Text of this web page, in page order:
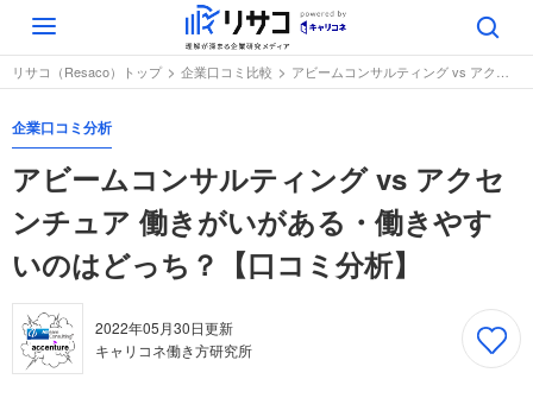
Toggle
navigation
リサコ（Resaco）トップ 企業口コミ比較 アビームコンサルティング vs アクセンチュア 働きがいがある・働きやすいのはどっち？【口コミ分析】
企業口コミ分析
アビームコンサルティング vs アクセ
ンチュア 働きがいがある・働きやす
いのはどっち？【口コミ分析】
2022年05月30日更新
キャリコネ働き方研究所